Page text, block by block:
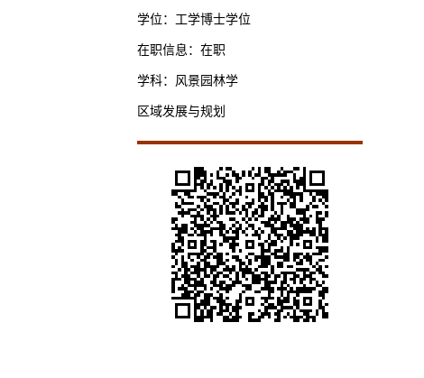
学位：工学博士学位
在职信息：在职
学科：风景园林学
区域发展与规划